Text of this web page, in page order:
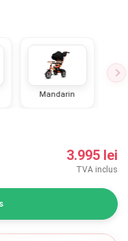
Mandarin
3.995 lei
TVA inclus